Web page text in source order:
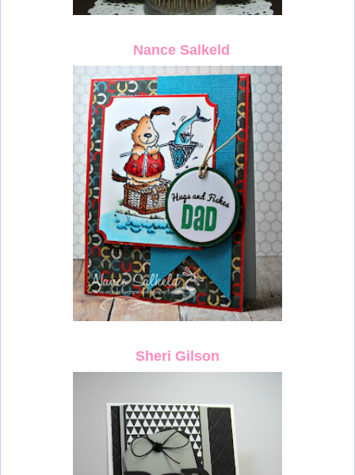
Nance Salkeld
Sheri Gilson